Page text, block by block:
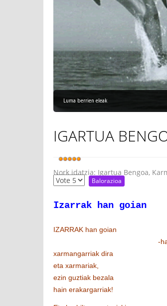
Luma berrien eleak
IGARTUA
Nork idatzia: Igartua Bengoa,
Izarrak han goian
IZARRAK han goian
-
xarmangarriak dira
eta xarmariak,
ezin guztiak bezala
hain erakargarriak!